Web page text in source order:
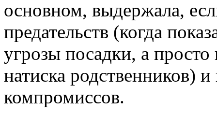
основном, выдержала,
предательств (когда
угрозы посадки, а
натиска родственников)
компромиссов.